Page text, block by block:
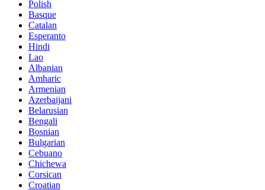
Polish
Basque
Catalan
Esperanto
Hindi
Lao
Albanian
Amharic
Armenian
Azerbaijani
Belarusian
Bengali
Bosnian
Bulgarian
Cebuano
Chichewa
Corsican
Croatian